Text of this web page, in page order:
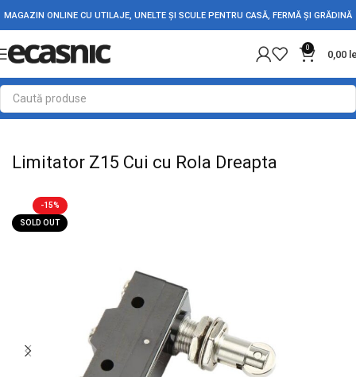
MAGAZIN ONLINE CU UTILAJE, UNELTE ȘI SCULE PENTRU CASĂ, FERMĂ ȘI GRĂDINĂ
0
0,00
Prima pagină Electrice Intrerupatoare - Butoane
Limitator Z15 Cui cu Rola Dreapta
-15%
SOLD OUT